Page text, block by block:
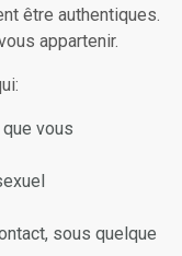
être authentiques.
appartenir.
vous
sous quelque